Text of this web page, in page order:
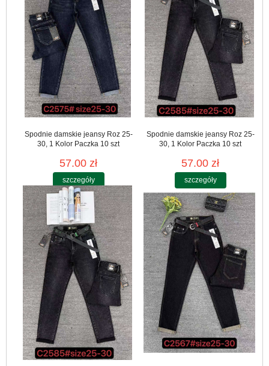
Spodnie damskie jeansy Roz 25-
30, 1 Kolor Paczka 10 szt
57.00 zł
szczegóły
Spodnie damskie jeansy Roz 25-
30, 1 Kolor Paczka 10 szt
57.00 zł
szczegóły